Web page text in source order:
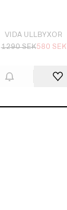
VIDA ULLBYXOR
1290 SEK580 SEK